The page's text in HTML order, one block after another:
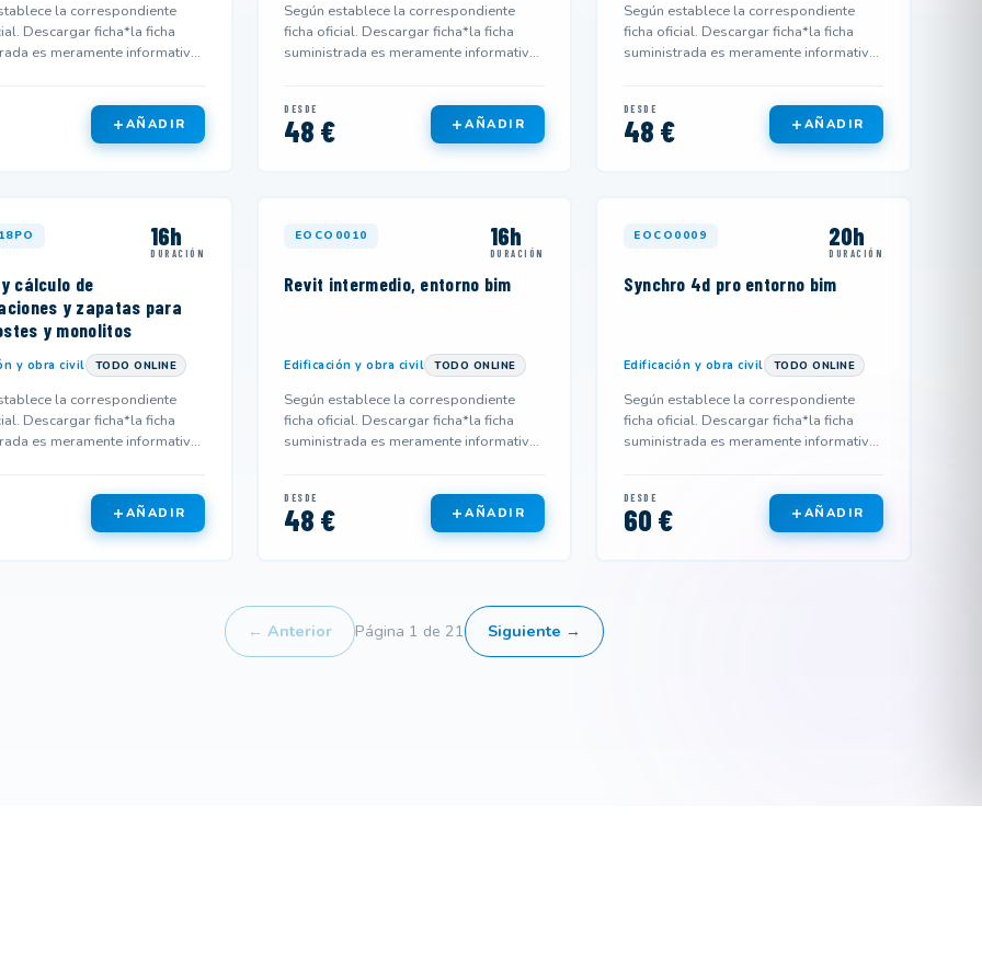
la correspondiente
Descargar ficha*la ficha
es meramente informativa
AÑADIR
Según establece la correspondiente
ficha oficial. Descargar ficha*la ficha
suministrada es meramente informativa
DESDE
48 € AÑADIR
Según establece la correspondiente
ficha oficial. Descargar ficha*la ficha
suministrada es meramente informativa
DESDE
48 € AÑADIR
16h
DURACIÓN
cálculo de
y zapatas para
y monolitos
y obra civil TODO ONLINE
la correspondiente
Descargar ficha*la ficha
es meramente informativa
AÑADIR
EOCO0010 16h
DURACIÓN
Revit intermedio, entorno bim
Edificación y obra civil TODO ONLINE
Según establece la correspondiente
ficha oficial. Descargar ficha*la ficha
suministrada es meramente informativa
DESDE
48 € AÑADIR
EOCO0009 20h
DURACIÓN
Synchro 4d pro entorno bim
Edificación y obra civil TODO ONLINE
Según establece la correspondiente
ficha oficial. Descargar ficha*la ficha
suministrada es meramente informativa
DESDE
60 € AÑADIR
← Anterior Página 1 de 21 Siguiente →